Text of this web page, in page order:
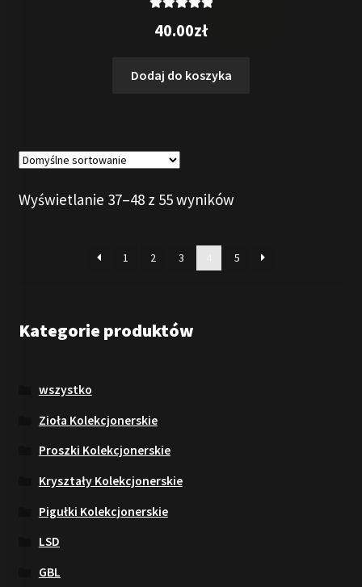
5.00na 5
40.00zł
Dodaj do koszyka
Wyświetlanie 37–48 z 55 wyników
1 2 3 5
Kategorie produktów
wszystko
Zioła Kolekcjonerskie
Proszki Kolekcjonerskie
Kryształy Kolekcjonerskie
Pigułki Kolekcjonerskie
LSD
GBL